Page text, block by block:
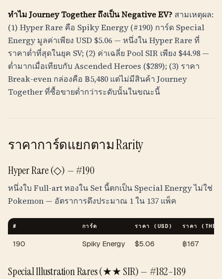
ทำไม Journey Together ถึงเป็น Negative EV? สามเหตุผล:
(1) Hyper Rare คือ Spiky Energy (#190) การ์ด Special
Energy มูลค่าเพียง USD $5.06 — หนึ่งใน Hyper Rare ที่
ราคาต่ำที่สุดในยุค SV; (2) ค่าเฉลี่ย Pool SIR เพียง $44.98 —
ต่ำมากเมื่อเทียบกับ Ascended Heroes ($289); (3) ราคา
Break-even กล่องคือ ฿5,480 แต่ไม่มีสินค้า Journey
Together ที่ซื้อขายต่ำกว่าระดับนั้นในขณะนี้
ราคาการ์ดแยกตาม Rarity
Hyper Rare (◇) — #190
หนึ่งใบ Full-art ทองใน Set นี้ตกเป็น Special Energy ไม่ใช่
Pokemon — อัตราการดึงประมาณ 1 ใน 137 แพ็ค
# การ์ด ราคา (USD) ราคา ( THB
190 Spiky Energy $5.06 ฿167
Special Illustration Rares (★★ SIR) — #182–189